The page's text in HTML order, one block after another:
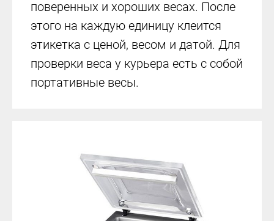
поверенных и хороших весах. После
этого на каждую единицу клеится
этикетка с ценой, весом и датой. Для
проверки веса у курьера есть с собой
портативные весы.